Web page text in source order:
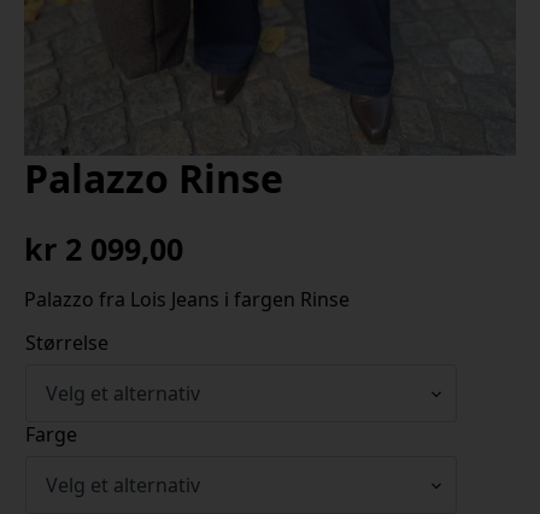
Palazzo Rinse
kr 2 099,00
Palazzo fra Lois Jeans i fargen Rinse
Størrelse
Farge